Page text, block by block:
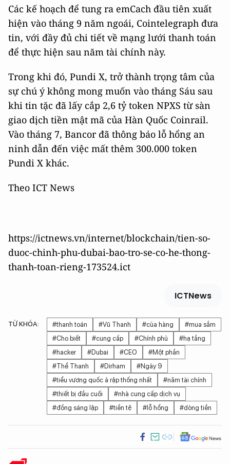
Các kế hoạch để tung ra emCach đầu tiên xuất
hiện vào tháng 9 năm ngoái, Cointelegraph đưa
tin, với đầy đủ chi tiết về mạng lưới thanh toán
để thực hiện sau năm tài chính này.
Trong khi đó, Pundi X, trở thành trọng tâm của
sự chú ý không mong muốn vào tháng Sáu sau
khi tin tặc đã lấy cắp 2,6 tỷ token NPXS từ sàn
giao dịch tiền mật mã của Hàn Quốc Coinrail.
Vào tháng 7, Bancor đã thông báo lỗ hổng an
ninh dẫn đến việc mất thêm 300.000 token
Pundi X khác.
Theo ICT News
https://ictnews.vn/internet/blockchain/tien-so-
duoc-chinh-phu-dubai-bao-tro-se-co-he-thong-
thanh-toan-rieng-173524.ict
ICTNews
TỪ KHÓA: #thanh toán #Vũ Thanh #của hàng
#mua sắm
#Cho biết
#cung cấp #Chính phủ
#hạ tầng
#hacker
#Dubai #CEO
#Một phần
#Thể Thanh
#Dirham
#Ngày 9
#tiểu vương quốc ả rập thống nhất
#năm tài chính
#thiết bị đầu cuối
#nhà cung cấp dịch vụ
#đồng sáng lập
#tiền tệ #lỗ hổng #dòng tiền